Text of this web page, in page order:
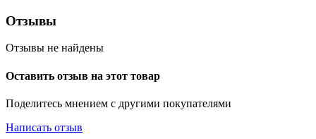
Отзывы
Отзывы не найдены
Оставить отзыв на этот товар
Поделитесь мнением с другими покупателями
Написать отзыв